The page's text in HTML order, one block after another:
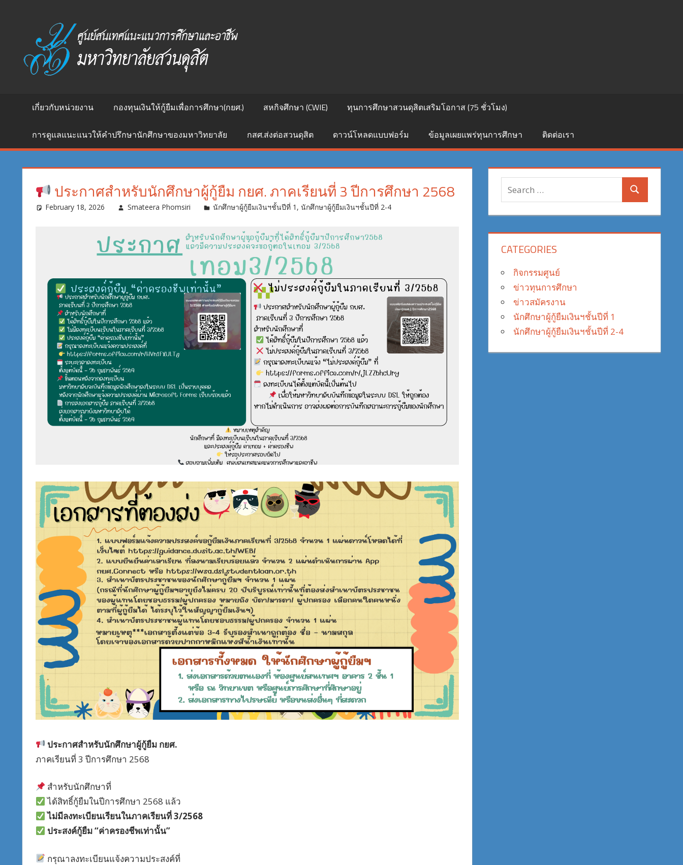
การ
ศึกษา
และ
อาชีพ
สนเทศ
แนะแนว
การ
ศึกษา
อาชีพ
เกี่ยวกับหน่วยงาน กองทุนเงินให้กู้ยืมเพื่อการศึกษา(กยศ.) สหกิจศึกษา (CWIE) ทุนการศึกษาสวนดุสิตเสริมโอกาส (75 ชั่วโมง)
การดูแลแนะแนวให้คำปรึกษานักศึกษาของมหาวิทยาลัย กสศ.ส่งต่อสวนดุสิต ดาวน์โหลดแบบฟอร์ม ข้อมูลเผยแพร่ทุนการศึกษา ติดต่อเรา
ประกาศสำหรับนักศึกษาผู้กู้ยืม กยศ. ภาคเรียนที่ 3 ปีการศึกษา 2568
February 18, 2026 Smateera Phomsiri นักศึกษาผู้กู้ยืมเงินฯชั้นปีที่ 1 ,นักศึกษาผู้กู้ยืมเงินฯชั้นปีที่ 2-4
ประกาศสำหรับนักศึกษาผู้กู้ยืม กยศ.
ภาคเรียนที่ 3 ปีการศึกษา 2568
สำหรับนักศึกษาที่
ได้สิทธิ์กู้ยืมในปีการศึกษา 2568 แล้ว
ไม่มีลงทะเบียนเรียนในภาคเรียนที่ 3/2568
ประสงค์กู้ยืม “ค่าครองชีพเท่านั้น”
กรุณาลงทะเบียนแจ้งความประสงค์ที่
Search
for:
Search
CATEGORIES
กิจกรรมศูนย์
ข่าวทุนการศึกษา
ข่าวสมัครงาน
นักศึกษาผู้กู้ยืมเงินฯชั้นปีที่ 1
นักศึกษาผู้กู้ยืมเงินฯชั้นปีที่ 2-4